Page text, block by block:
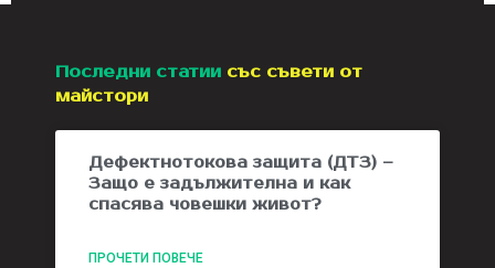
Последни статии със съвети от
майстори
Дефектнотокова защита (ДТЗ) –
Защо е задължителна и как
спасява човешки живот?
ПРОЧЕТИ ПОВЕЧЕ